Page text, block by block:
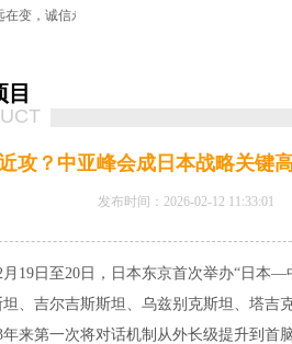
诚信永远不变。
目
攻？中亚峰会成日本战略关键
发布时间：2026-02-12
日至20日，日本东京首次举办“日本—
吉尔吉斯斯坦、乌兹别克斯坦、塔吉克
来第一次将对话机制从外长级提升到首脑